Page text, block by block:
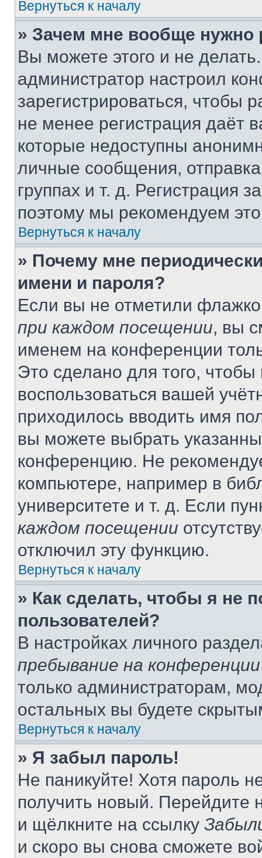
Вернуться к началу
» Зачем мне вообще нужно
Вы можете этого и не
администратор настроил
зарегистрироваться, чтобы
не менее регистрация даёт
которые недоступны
личные сообщения,
группах и т. д. Регистрация
поэтому мы рекомендуем
Вернуться к началу
» Почему мне
имени и пароля?
Если вы не отметили
при каждом посещении, вы
именем на конференции
Это сделано для того, чтобы
воспользоваться вашей
приходилось вводить имя
вы можете выбрать
конференцию. Не
компьютере, например в
университете и т. д. Если
каждом посещении
отключил эту функцию.
Вернуться к началу
» Как сделать, чтобы я не
пользователей?
В настройках личного
пребывание на конференции
только администраторам,
остальных вы будете
Вернуться к началу
» Я забыл пароль!
Не паникуйте! Хотя пароль
получить новый. Перейдите
и щёлкните на ссылку
и скоро вы снова сможете